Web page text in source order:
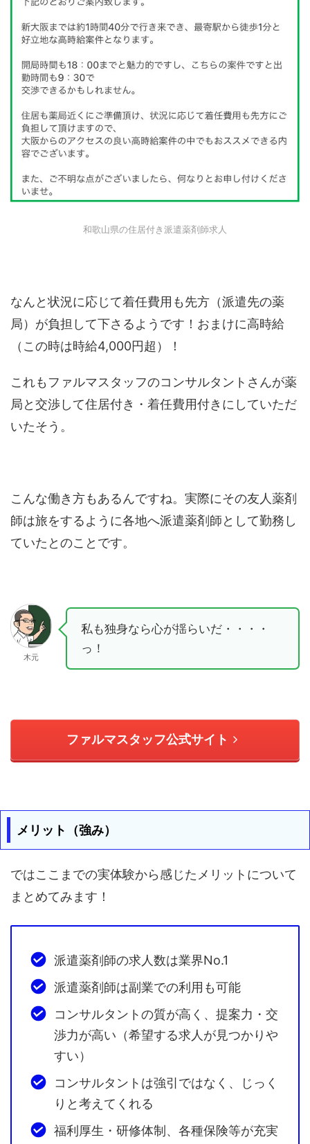
和歌山県の住居付き派遣薬剤師求人
なんと状況に応じて着任費用も先方（派遣先の薬
局）が負担して下さるようです！おまけに高時給
（この時は時給4,000円超）！
これもファルマスタッフのコンサルタントさんが薬
局と交渉して住居付き・着任費用付きにしていただ
いたそう。
こんな働き方もあるんですね。実際にその友人薬剤
師は旅をするように各地へ派遣薬剤師として勤務し
ていたとのことです。
木元
私も独身なら心が揺らいだ・・・・
っ！
ファルマスタッフ公式サイト
メリット（強み）
ではここまでの実体験から感じたメリットについて
まとめてみます！
派遣薬剤師の求人数は業界No.1
派遣薬剤師は副業での利用も可能
コンサルタントの質が高く、提案力・交
渉力が高い（希望する求人が見つかりや
すい）
コンサルタントは強引ではなく、じっく
りと考えてくれる
福利厚生・研修体制、各種保険等が充実